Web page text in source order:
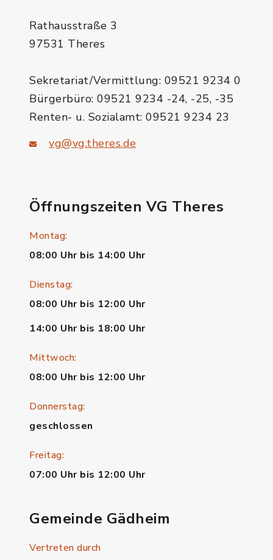
Rathausstraße 3
97531 Theres
Sekretariat/Vermittlung: 09521 9234 0
Bürgerbüro: 09521 9234 -24, -25, -35
Renten- u. Sozialamt: 09521 9234 23
vg@vg.theres.de
Öffnungszeiten VG Theres
Montag:
08:00 Uhr bis 14:00 Uhr
Dienstag:
08:00 Uhr bis 12:00 Uhr
14:00 Uhr bis 18:00 Uhr
Mittwoch:
08:00 Uhr bis 12:00 Uhr
Donnerstag:
geschlossen
Freitag:
07:00 Uhr bis 12:00 Uhr
Gemeinde Gädheim
Vertreten durch